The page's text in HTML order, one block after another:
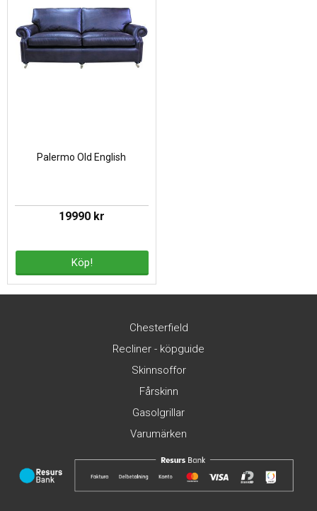
Palermo Old English
19990 kr
Köp!
Chesterfield
Recliner - köpguide
Skinnsoffor
Fårskinn
Gasolgrillar
Varumärken